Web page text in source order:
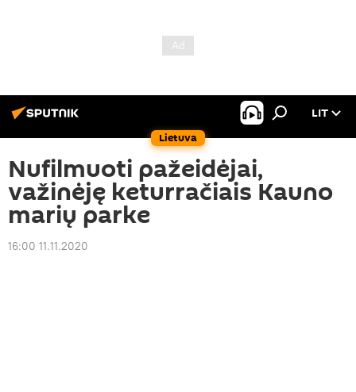
Lietuva
LIT
Nufilmuoti pažeidėjai,
važinėję keturračiais Kauno
marių parke
16:00 11.11.2020